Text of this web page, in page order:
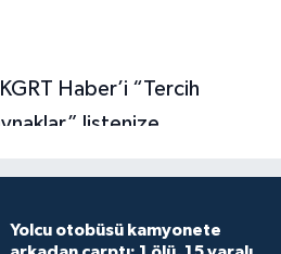
Yolcu otobüsü kamyonete